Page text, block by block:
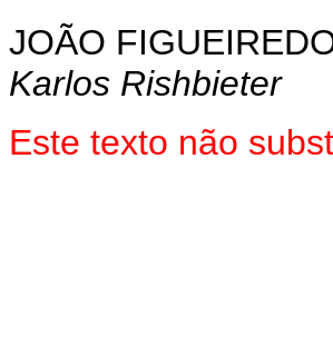
JOÃO
Karlos Rishbieter
Este texto não